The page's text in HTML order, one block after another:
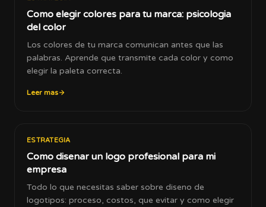
Como elegir colores para tu marca: psicologia
del color
Los colores de tu marca comunican antes que las
palabras. Aprende que transmite cada color y como
elegir la paleta correcta.
Leer mas
ESTRATEGIA
Como disenar un logo profesional para mi
empresa
Todo lo que necesitas saber sobre diseno de
logotipos: proceso, costos, que evitar y como elegir